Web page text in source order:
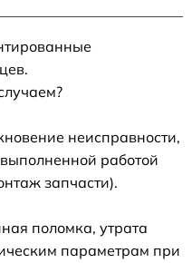
неисправности,
работой
запчасти).
поломка, утрата
параметрам при